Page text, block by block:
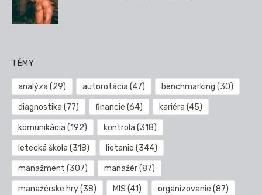
TÉMY
analýza (29) autorotácia (47) benchmarking (30)
diagnostika (77) financie (64) kariéra (45)
komunikácia (192) kontrola (318)
letecká škola (318) lietanie (344)
manažment (307) manažér(87)
manažérske hry(38) MIS (41) organizovanie (87)